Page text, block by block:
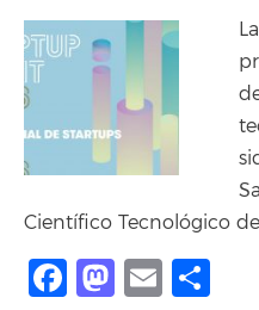
Científico Tecnológico
Facebook
Email